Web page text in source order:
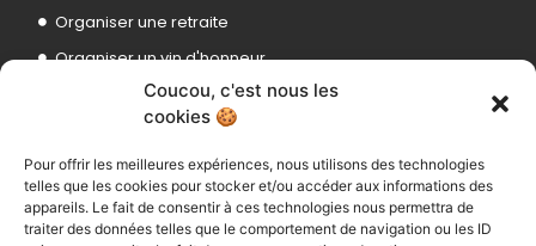
Coucou, c'est nous les
cookies 🍪
Pour offrir les meilleures expériences, nous utilisons des technologies
telles que les cookies pour stocker et/ou accéder aux informations des
appareils. Le fait de consentir à ces technologies nous permettra de
traiter des données telles que le comportement de navigation ou les ID
Organiser une retraite
Organiser un vin d'honneur
Organiser une expo, un concert
664 RD 35
83170 Brignoles